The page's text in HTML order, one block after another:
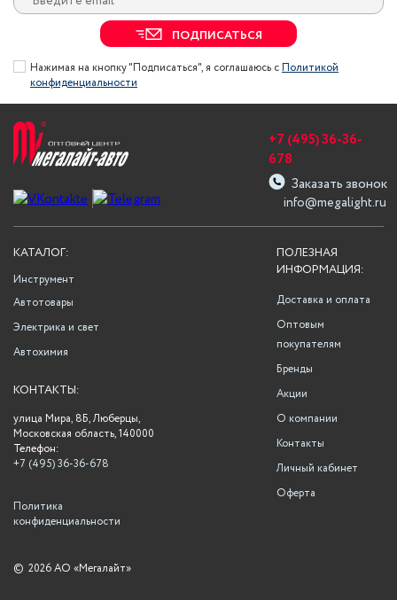
ПОДПИСАТЬСЯ
Нажимая на кнопку "Подписаться", я соглашаюсь сПолитикой
конфиденциальности
info@megalight.ru
+7 (495) 36-36-
678
Заказать звонок
ПОЛЕЗНАЯ
ИНФОРМАЦИЯ:
Доставка и оплата
Оптовым
покупателям
Бренды
Акции
О компании
Контакты
Личный кабинет
Оферта
КАТАЛОГ:
Инструмент
Автотовары
Электрика и свет
Автохимия
КОНТАКТЫ:
улица Мира, 8Б, Люберцы,
Московская область, 140000
Телефон:
+7 (495) 36-36-678
Политика
конфиденциальности
© 2026 АО «Мегалайт»